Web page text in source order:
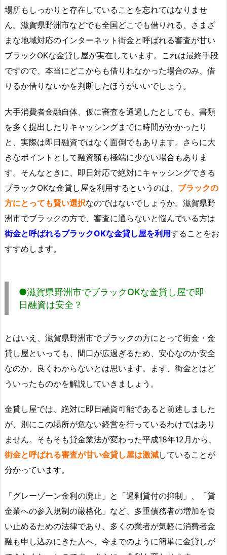
場所もしっかりと存在していることを忘れてはなりませ
ん。滋賀県野洲市などでも全国どこでも借りれる、さまざ
まな地域対応のインターネット街金と呼ばれる審査が甘い
ブラックOKな金貸し屋が実在しています。これは最終手段
ですので、本当にどこからも借りれなかった場合のみ、借
りるか借りないかを判断したほうがいいでしょう。
大手消費者金融自体、仮に審査を通過したとしても、書類
を多く提出したりキャッシングまでに時間がかかったり
と、実際は即日融資ではなく面倒でもあります。さらに大
きなポイントとして融資額も極端に少ない場合もありま
す。そんなときに、即日対応で絶対にキャッシングできる
ブラックOKな金貸し屋を利用するというのは、 ブラックの
方にとっても賢い選択なのではないでしょうか。滋賀県野
洲市でブラックの方で、審査に通らないと悩んでいる方は
街金と呼ばれるブラックOKな金貸し屋を利用することをお
すすめします。
●滋賀県野洲市でブラックOKな金貸し屋で即
日融資は安全？
とはいえ、滋賀県野洲市でブラックの方にとって街金・金
貸し屋といっても、間口が広過ぎるため、安心なのか安全
なのか、良くわからないとは思います。まず、街金とはど
ういったものかを解説していきましょう。
金貸し屋では、絶対に即日融資可能であると前述しました
が、別にこの場所が危ない経営を行っているわけではあり
ません。そもそも貸金業法が変わった平成18年12月から、
街金と呼ばれる審査が甘い金貸し屋は激減していることが
分かっています。
「グレーゾーン金利の廃止」と「過剰貸付の抑制」、「貸
金業への参入規制の厳格化」など、多重債務者の増加を食
い止めるための法律であり、多くの業者が気軽に消費者金
融も申し込みにきた人へ、今までのように簡単に金貸しが